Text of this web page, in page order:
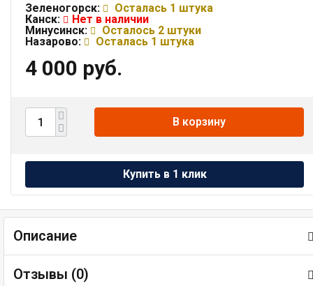
Зеленогорск:
Осталась 1 штука
Канск:
Нет в наличии
Минусинск:
Осталось 2 штуки
Назарово:
Осталась 1 штука
4 000 руб.
В корзину
Описание
Отзывы (0)